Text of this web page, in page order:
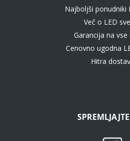
Najboljši ponudniki
Več o LED
Garancija na vse
Cenovno ugodna
Hitra